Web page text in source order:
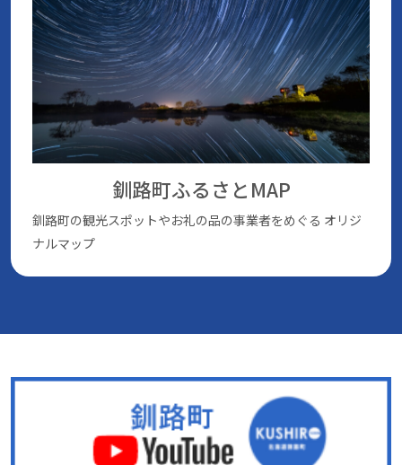
釧路町ふるさとMAP
釧路町の観光スポットやお礼の品の事業者をめぐる オリジ
ナルマップ